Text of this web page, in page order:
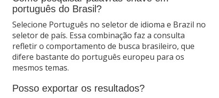
português do Brasil?
Selecione Português no seletor de idioma e Brazil no
seletor de país. Essa combinação faz a consulta
refletir o comportamento de busca brasileiro, que
difere bastante do português europeu para os
mesmos temas.
Posso exportar os resultados?